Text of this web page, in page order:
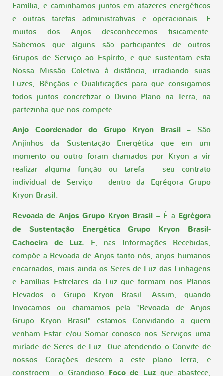
Família, e caminhamos juntos em afazeres energéticos
e outras tarefas administrativas e operacionais. E
muitos dos Anjos desconhecemos fisicamente.
Sabemos que alguns são participantes de outros
Grupos de Serviço ao Espírito, e que sustentam esta
Nossa Missão Coletiva à distância, irradiando suas
Luzes, Bênçãos e Qualificações para que consigamos
todos juntos concretizar o Divino Plano na Terra, na
partezinha que nos compete.
Anjo Coordenador do Grupo Kryon Brasil– São
Anjinhos da Sustentação Energética que em um
momento ou outro foram chamados por Kryon a vir
realizar alguma função ou tarefa – seu contrato
individual de Serviço – dentro da Egrégora Grupo
Kryon Brasil.
Revoada de Anjos Grupo Kryon Brasil – É a Egrégora
de Sustentação Energética Grupo Kryon Brasil-
Cachoeira de Luz. E, nas Informações Recebidas,
compõe a Revoada de Anjos tanto nós, anjos humanos
encarnados, mais ainda os Seres de Luz das Linhagens
e Famílias Estrelares da Luz que formam nos Planos
Elevados o Grupo Kryon Brasil. Assim, quando
Invocamos ou chamamos pela "Revoada de Anjos
Grupo Kryon Brasil" estamos Convidando a quem
venham Estar e/ou Somar conosco nos Serviços uma
miríade de Seres de Luz. Que atendendo o Convite de
nossos Corações descem a este plano Terra, e
constroem o Grandioso Foco de Luz que abastece,